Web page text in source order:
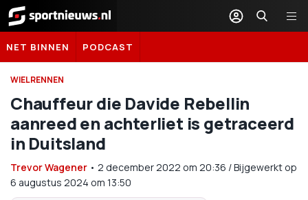
Sportnieuws.nl
NET BINNEN PODCAST
WIELRENNEN
Chauffeur die Davide Rebellin
aanreed en achterliet is getraceerd
in Duitsland
Trevor Wagener • 2 december 2022 om 20:36 /Bijgewerkt op
6 augustus 2024 om 13:50